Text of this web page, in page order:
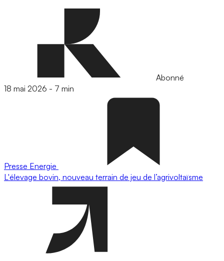
Abonné
18 mai 2026 - 7 min
Presse Energie
L'élevage bovin, nouveau terrain de jeu de l’agrivoltaïsme